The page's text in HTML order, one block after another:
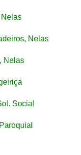
Nelas
Nelas
Social